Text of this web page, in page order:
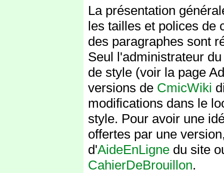
La présentation
les tailles et polices de
des paragraphes sont
Seul l'administrateur
de style (voir la page
versions de CmicWiki
modifications dans le
style. Pour avoir une
offertes par une
d'AideEnLigne du site
CahierDeBrouillon.